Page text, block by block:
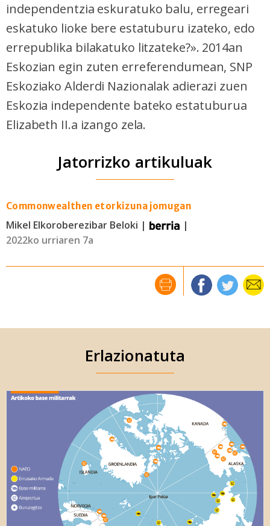
independentzia eskuratuko balu, erregeari
eskatuko lioke bere estatuburu izateko, edo
errepublika bilakatuko litzateke?». 2014an
Eskozian egin zuten erreferendumean, SNP
Eskoziako Alderdi Nazionalak adierazi zuen
Eskozia independente bateko estatuburua
Elizabeth II.a izango zela.
Jatorrizko artikuluak
Commonwealthen etorkizuna jomugan
Mikel Elkoroberezibar Beloki |
|
2022ko urriaren 7a
Erlazionatuta